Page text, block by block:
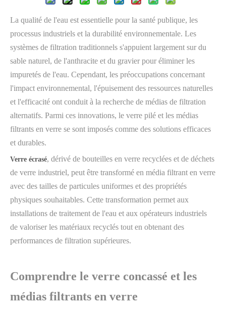
La qualité de l'eau est essentielle pour la santé publique, les
processus industriels et la durabilité environnementale. Les
systèmes de filtration traditionnels s'appuient largement sur du
sable naturel, de l'anthracite et du gravier pour éliminer les
impuretés de l'eau. Cependant, les préoccupations concernant
l'impact environnemental, l'épuisement des ressources naturelles
et l'efficacité ont conduit à la recherche de médias de filtration
alternatifs. Parmi ces innovations, le verre pilé et les médias
filtrants en verre se sont imposés comme des solutions efficaces
et durables.
Verre écrasé, dérivé de bouteilles en verre recyclées et de déchets
de verre industriel, peut être transformé en média filtrant en verre
avec des tailles de particules uniformes et des propriétés
physiques souhaitables. Cette transformation permet aux
installations de traitement de l'eau et aux opérateurs industriels
de valoriser les matériaux recyclés tout en obtenant des
performances de filtration supérieures.
Comprendre le verre concassé et les
médias filtrants en verre